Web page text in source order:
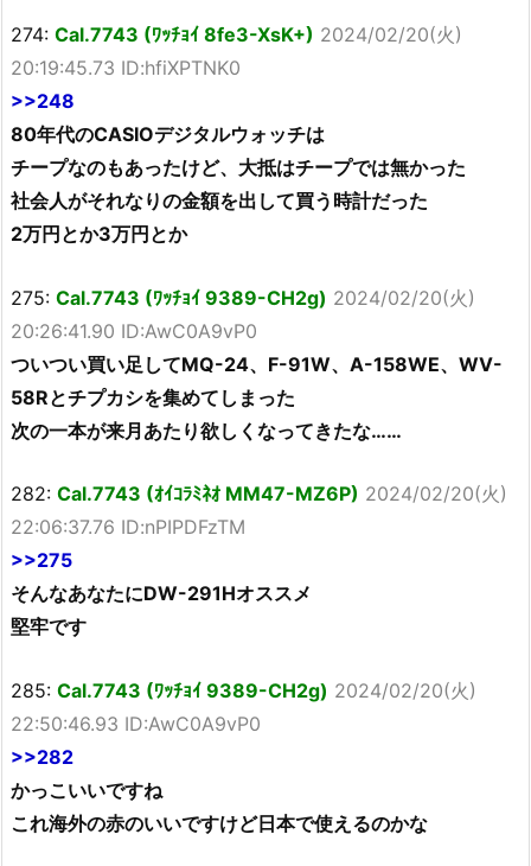
274: Cal.7743 (ﾜｯﾁｮｲ 8fe3-XsK+) 2024/02/20(火)
20:19:45.73 ID:hfiXPTNK0
>>248
80年代のCASIOデジタルウォッチは
チープなのもあったけど、大抵はチープでは無かった
社会人がそれなりの金額を出して買う時計だった
2万円とか3万円とか
275: Cal.7743 (ﾜｯﾁｮｲ 9389-CH2g) 2024/02/20(火)
20:26:41.90 ID:AwC0A9vP0
ついつい買い足してMQ-24、F-91W、A-158WE、WV-
58Rとチプカシを集めてしまった
次の一本が来月あたり欲しくなってきたな……
282: Cal.7743 (ｵｲｺﾗﾐﾈｵ MM47-MZ6P) 2024/02/20(火)
22:06:37.76 ID:nPIPDFzTM
>>275
そんなあなたにDW-291Hオススメ
堅牢です
285: Cal.7743 (ﾜｯﾁｮｲ 9389-CH2g) 2024/02/20(火)
22:50:46.93 ID:AwC0A9vP0
>>282
かっこいいですね
これ海外の赤のいいですけど日本で使えるのかな